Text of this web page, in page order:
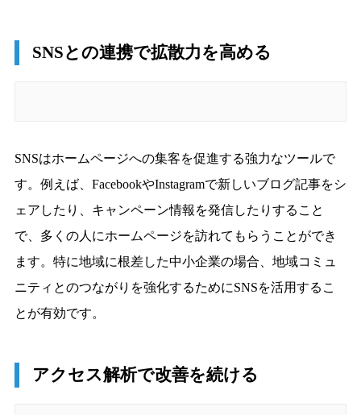
SNSとの連携で拡散力を高める
SNSはホームページへの集客を促進する強力なツールで
す。例えば、FacebookやInstagramで新しいブログ記事をシ
ェアしたり、キャンペーン情報を発信したりすること
で、多くの人にホームページを訪れてもらうことができ
ます。特に地域に根差した中小企業の場合、地域コミュ
ニティとのつながりを強化するためにSNSを活用するこ
とが有効です。
アクセス解析で改善を続ける